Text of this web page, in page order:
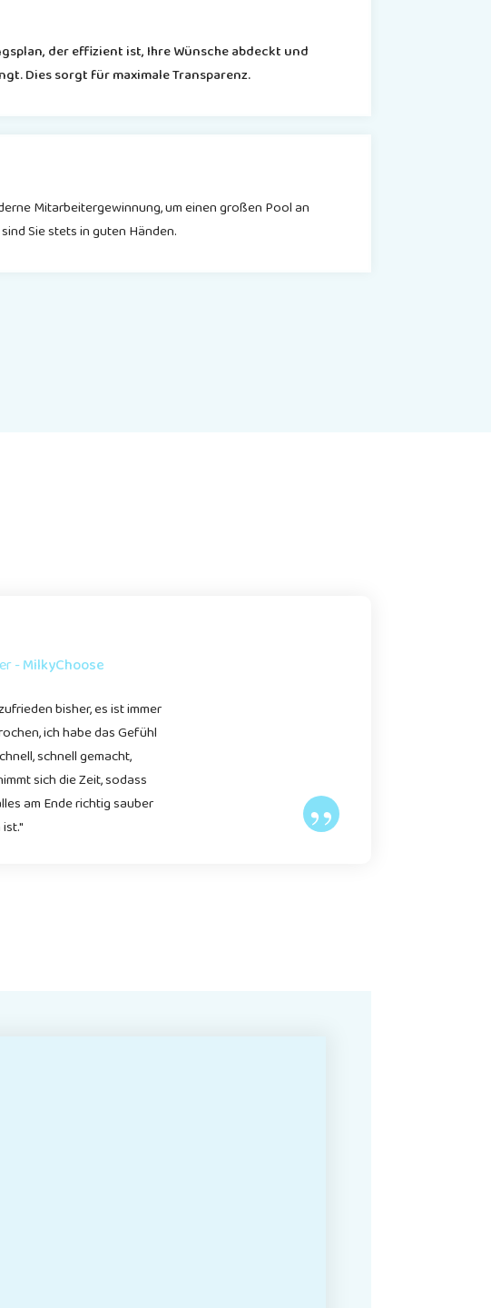
der effizient ist, Ihre Wünsche abdeckt und
Dies sorgt für maximale Transparenz.
Mitarbeitergewinnung, um einen großen Pool an
Sie stets in guten Händen.
-MilkyChoose
bisher, es ist immer
ich habe das Gefühl
schnell gemacht,
sich die Zeit, sodass
am Ende richtig sauber
”